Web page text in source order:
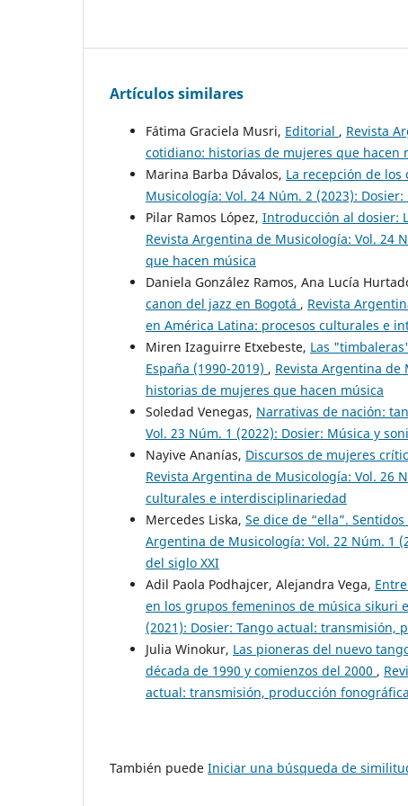
Artículos similares
Fátima Graciela Musri, Editorial , Revista
cotidiano: historias de mujeres que hacen
Marina Barba Dávalos, La recepción de
Musicología: Vol. 24 Núm. 2 (2023):
Pilar Ramos López, Introducción al dosier:
Revista Argentina de Musicología: Vol. 24
que hacen música
Daniela González Ramos, Ana Lucía
canon del jazz en Bogotá , Revista
en América Latina: procesos culturales e
Miren Izaguirre Etxebeste, Las
España (1990-2019) , Revista Argentina de
historias de mujeres que hacen música
Soledad Venegas, Narrativas de nación:
Vol. 23 Núm. 1 (2022): Dosier: Música y
Nayive Ananías, Discursos de mujeres
Revista Argentina de Musicología: Vol. 26
culturales e interdisciplinariedad
Mercedes Liska, Se dice de “ella”.
Argentina de Musicología: Vol. 22 Núm. 1
del siglo XXI
Adil Paola Podhajcer, Alejandra Vega,
en los grupos femeninos de música sikuri
(2021): Dosier: Tango actual: transmisión,
Julia Winokur, Las pioneras del nuevo
década de 1990 y comienzos del 2000 ,
actual: transmisión, producción
También puede Iniciar una búsqueda de